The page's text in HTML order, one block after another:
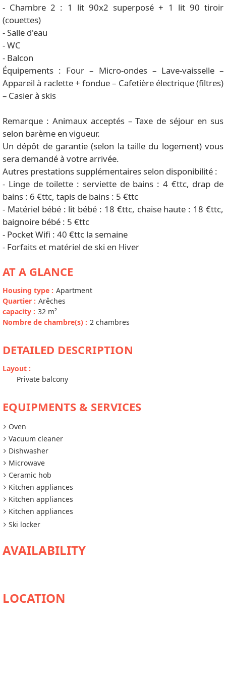
- Chambre 2 : 1 lit 90x2 superposé + 1 lit 90 tiroir
(couettes)
- Salle d'eau
- WC
- Balcon
Équipements : Four – Micro-ondes – Lave-vaisselle –
Appareil à raclette + fondue – Cafetière électrique (filtres)
– Casier à skis
Remarque : Animaux acceptés – Taxe de séjour en sus
selon barème en vigueur.
Un dépôt de garantie (selon la taille du logement) vous
sera demandé à votre arrivée.
Autres prestations supplémentaires selon disponibilité :
- Linge de toilette : serviette de bains : 4 €ttc, drap de
bains : 6 €ttc, tapis de bains : 5 €ttc
- Matériel bébé : lit bébé : 18 €ttc, chaise haute : 18 €ttc,
baignoire bébé : 5 €ttc
- Pocket Wifi : 40 €ttc la semaine
- Forfaits et matériel de ski en Hiver
AT A GLANCE
Housing type : Apartment
Quartier : Arêches
capacity : 32 m²
Nombre de chambre(s) : 2 chambres
DETAILED DESCRIPTION
Layout :
Private balcony
EQUIPMENTS & SERVICES
Oven
Vacuum cleaner
Dishwasher
Microwave
Ceramic hob
Kitchen appliances
Kitchen appliances
Kitchen appliances
Ski locker
AVAILABILITY